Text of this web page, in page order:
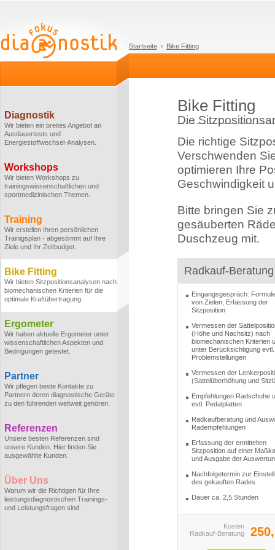
Startseite Bike Fitting
Diagnostik
Wir bieten ein breites Angebot an
Ausdauertests und
Energiestoffwechsel-Analysen.
Workshops
Wir bieten Workshops zu
trainingswissenschaftlichen und
sportmedizinischen Themen.
Training
Wir erstellen Ihren persönlichen
Trainigsplan - abgestimmt auf Ihre
Ziele und Ihr Zeitbudget.
Bike Fitting
Wir bieten Sitzpositionsanalysen nach
biomechanischen Kriterien für die
optimale Kraftübertragung.
Ergometer
Wir haben aktuelle Ergometer unter
wissenschaftlichen Aspekten und
Bedingungen getestet.
Partner
Wir pflegen beste Kontakte zu
Partnern deren diagnostische Geräte
zu den führenden weltweit gehören.
Referenzen
Unsere besten Referenzen sind
unsere Kunden. Hier finden Sie
ausgewählte Kunden.
Über Uns
Warum wir die Richtigen für Ihre
leistungsdiagnostischen Trainings-
und Leistungsfragen sind.
Bike Fitting
Die
Die richtige
Verschwenden
optimieren Ihre
Geschwindigkeit
Bitte bringen Sie
gesäuberten
Duschzeug mit.
Radkauf-Beratung
Eingangsgespräch:
von Zielen, Erfassung der
Sitzposition
Vermessen der
(Höhe und Nachsitz) nach
biomechanischen Kriterien
unter Berücksichtigung evtl.
Problemstellungen
Vermessen der
(Sattelüberhöhung und
Empfehlungen Radschuhe
evtl. Pedalplatten
Radkaufberatung und
Radempfehlungen
Erfassung der ermittelten
Sitzposition auf einer
und Ausgabe der
Nachfolgetermin zur
des gekauften Rades
Dauer ca. 2,5 Stunden
Kosten
Radkauf-Beratung